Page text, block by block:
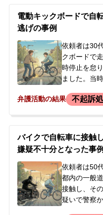
件として捜
検察庁での
刑事処分に
来られまし
電動キックボードで自
逃げの事例
依頼者は30
クボードで
時停止を怠
ました。当
けられまし
者も警察に
交通法違反
た。警察か
今後の刑事
不安を感じ
弁護活動の結果 不起訴
バイクで自転車に接触
嫌疑不十分となった事例
依頼者は50
都内の一般
接触し、そ
疑いで警察